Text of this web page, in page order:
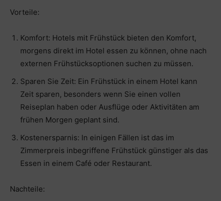
Vorteile:
Komfort: Hotels mit Frühstück bieten den Komfort,
morgens direkt im Hotel essen zu können, ohne nach
externen Frühstücksoptionen suchen zu müssen.
Sparen Sie Zeit: Ein Frühstück in einem Hotel kann
Zeit sparen, besonders wenn Sie einen vollen
Reiseplan haben oder Ausflüge oder Aktivitäten am
frühen Morgen geplant sind.
Kostenersparnis: In einigen Fällen ist das im
Zimmerpreis inbegriffene Frühstück günstiger als das
Essen in einem Café oder Restaurant.
Nachteile: